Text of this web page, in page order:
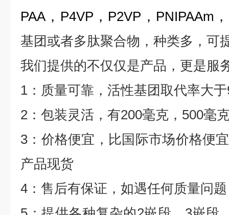
PAA， P4VP ， P2VP ， PNIPAAm ，
基团或者多肽聚合物，种类多，可
我们提供的不仅仅是产品，更是服
1 ：质量可靠，活性基团取代率大于
2 ：包装灵活，有200毫克， 500毫
3 ：价格便宜，比国际市场价格便宜
产品现货
4 ：售后有保证，如遇任何质量问